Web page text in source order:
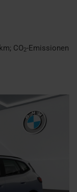
; CO2-Emissionen